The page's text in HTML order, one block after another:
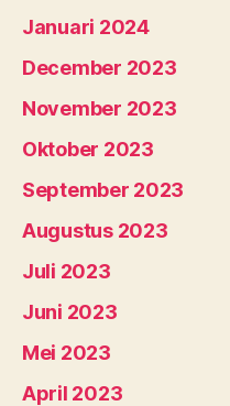
Januari 2024
December 2023
November 2023
Oktober 2023
September 2023
Augustus 2023
Juli 2023
Juni 2023
Mei 2023
April 2023